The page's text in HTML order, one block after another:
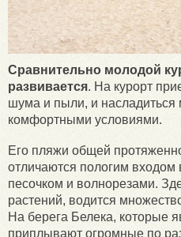
Сравнительно молодой
развивается. На курорт
шума и пыли, и насладиться
комфортными условиями.
Его пляжи общей
отличаются пологим
песочком и волнорезами.
растений, водится
На берега Белека, которые
приплывают огромные по